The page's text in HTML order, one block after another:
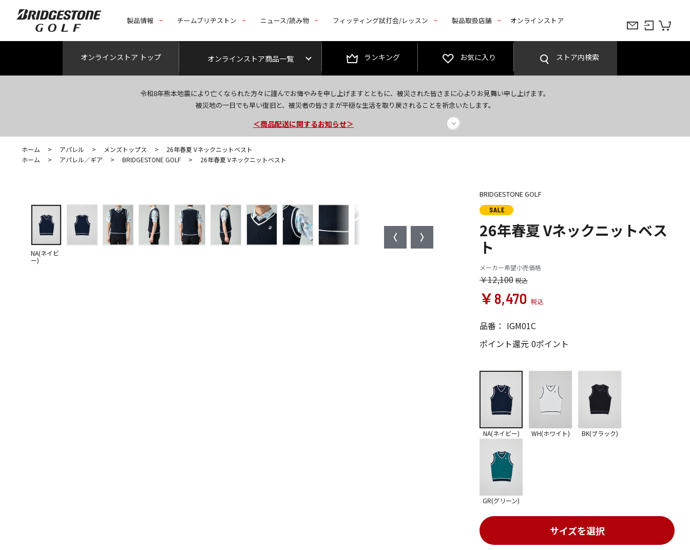
製品情報 チームブリヂストン ニュース/読み物 フィッティング試打会/レッスン 製品取扱店舗 オンラインストア
オンラインストア トップ オンラインストア商品一覧 ランキング お気に入り ストア内検索
令和8年熊本地震により亡くなられた方々に謹んでお悔やみを申し上げますとともに、被災された皆さまに心よりお見舞い申し上げます。
被災地の一日でも早い復旧と、被災者の皆さまが平穏な生活を取り戻されることを祈念いたします。
今なら新規会員登録で1,000円OFFクーポンプレゼント！
＜商品配送に関するお知らせ＞
＜夏季休暇中のご注文・発送・お問い合わせ＞
ホーム > アパレル > メンズトップス >
26年春夏 Vネックニットベスト
ホーム
> アパレル／ギア > BRIDGESTONE GOLF > 26年春夏 Vネックニットベスト
NA(ネイビ
ー)
BRIDGESTONE GOLF
26年春夏 Vネックニットベス
ト
メーカー希望小売価格
￥12,100
￥8,470
品番： IGM01C
ポイント還元 0ポイント
サイズを選択
NA(ネイビー) WH(ホワイト) BK(ブラック)
GR(グリーン)